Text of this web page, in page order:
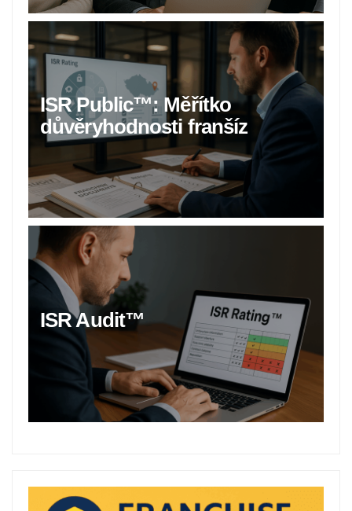
ISR Public™: Měřítko
důvěryhodnosti franšíz
ISR Audit™